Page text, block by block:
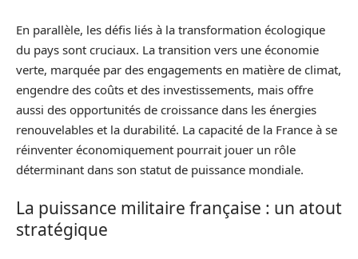
En parallèle, les défis liés à la transformation écologique
du pays sont cruciaux. La transition vers une économie
verte, marquée par des engagements en matière de climat,
engendre des coûts et des investissements, mais offre
aussi des opportunités de croissance dans les énergies
renouvelables et la durabilité. La capacité de la France à se
réinventer économiquement pourrait jouer un rôle
déterminant dans son statut de puissance mondiale.
La puissance militaire française : un atout
stratégique